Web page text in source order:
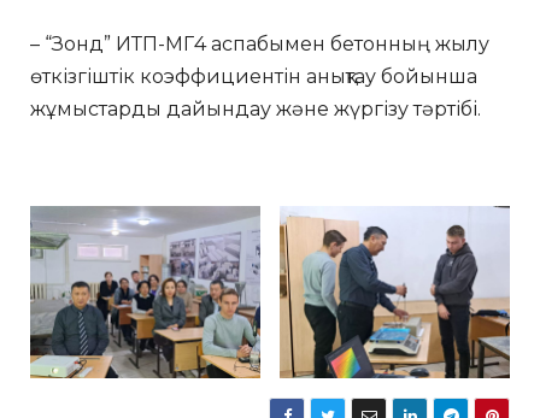
– “Зонд” ИТП-МГ4 аспабымен бетонның жылу
өткізгіштік коэффициентін анықтау бойынша
жұмыстарды дайындау және жүргізу тәртібі.